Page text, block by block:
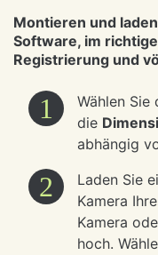
Montieren und
Software, im
Registrierung und
1 Wählen
die
abhängig
2
Laden Sie
Kamera
Kamera
hoch.